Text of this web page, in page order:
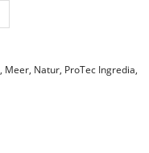
, Meer, Natur, ProTec Ingredia,